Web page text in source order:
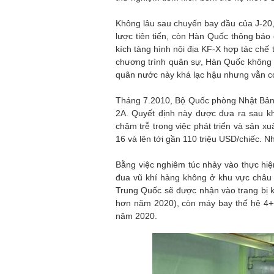
Không lâu sau chuyến bay đầu của J-
lược tiên tiến, còn Hàn Quốc thông
kích tàng hình nội địa KF-X hợp tác
chương trình quân sự, Hàn Quốc
quân nước này khá lạc hậu nhưng vẫn
Tháng 7.2010, Bộ Quốc phòng Nhật
2A. Quyết định này được đưa ra sau
chậm trễ trong việc phát triển và sản
16 và lên tới gần 110 triệu USD/chiếc.
Bằng việc nghiêm túc nhảy vào thực
đua vũ khí hàng không ở khu vực
Trung Quốc sẽ được nhận vào trang bị
hơn năm 2020), còn máy bay thế hệ
năm 2020.